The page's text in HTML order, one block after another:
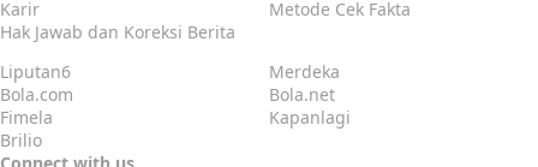
Karir
Metode Cek Fakta
Hak Jawab dan Koreksi Berita
Liputan6
Merdeka
Bola.com
Bola.net
Fimela
Kapanlagi
Brilio